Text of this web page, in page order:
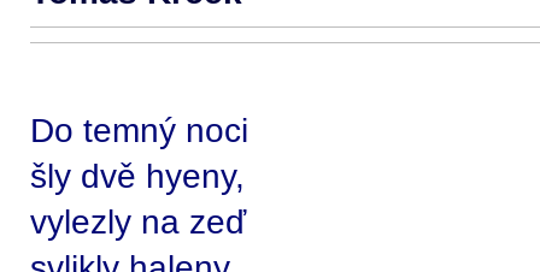
Do temný noci
šly dvě hyeny,
vylezly na zeď